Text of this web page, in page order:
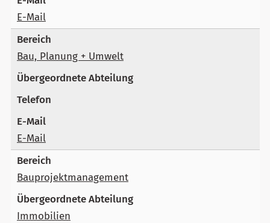
E-Mail
Bau, Planung + Umwelt
E-Mail
Bauprojektmanagement
Immobilien